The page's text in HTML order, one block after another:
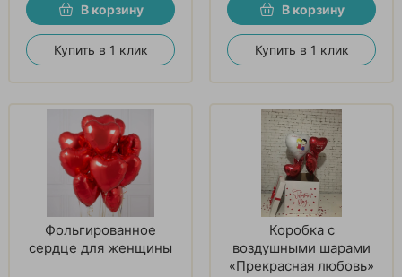
В корзину
Купить в 1 клик
В корзину
Купить в 1 клик
Фольгированное
сердце для женщины
Коробка с
воздушными шарами
«Прекрасная любовь»